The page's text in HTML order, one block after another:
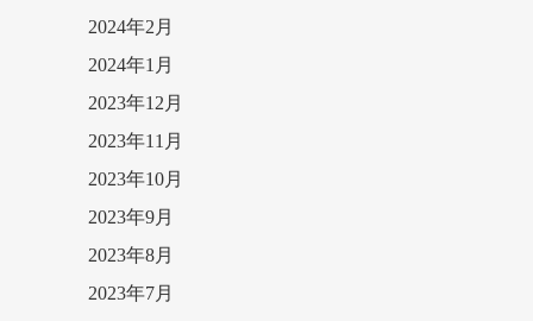
2024年2月
2024年1月
2023年12月
2023年11月
2023年10月
2023年9月
2023年8月
2023年7月